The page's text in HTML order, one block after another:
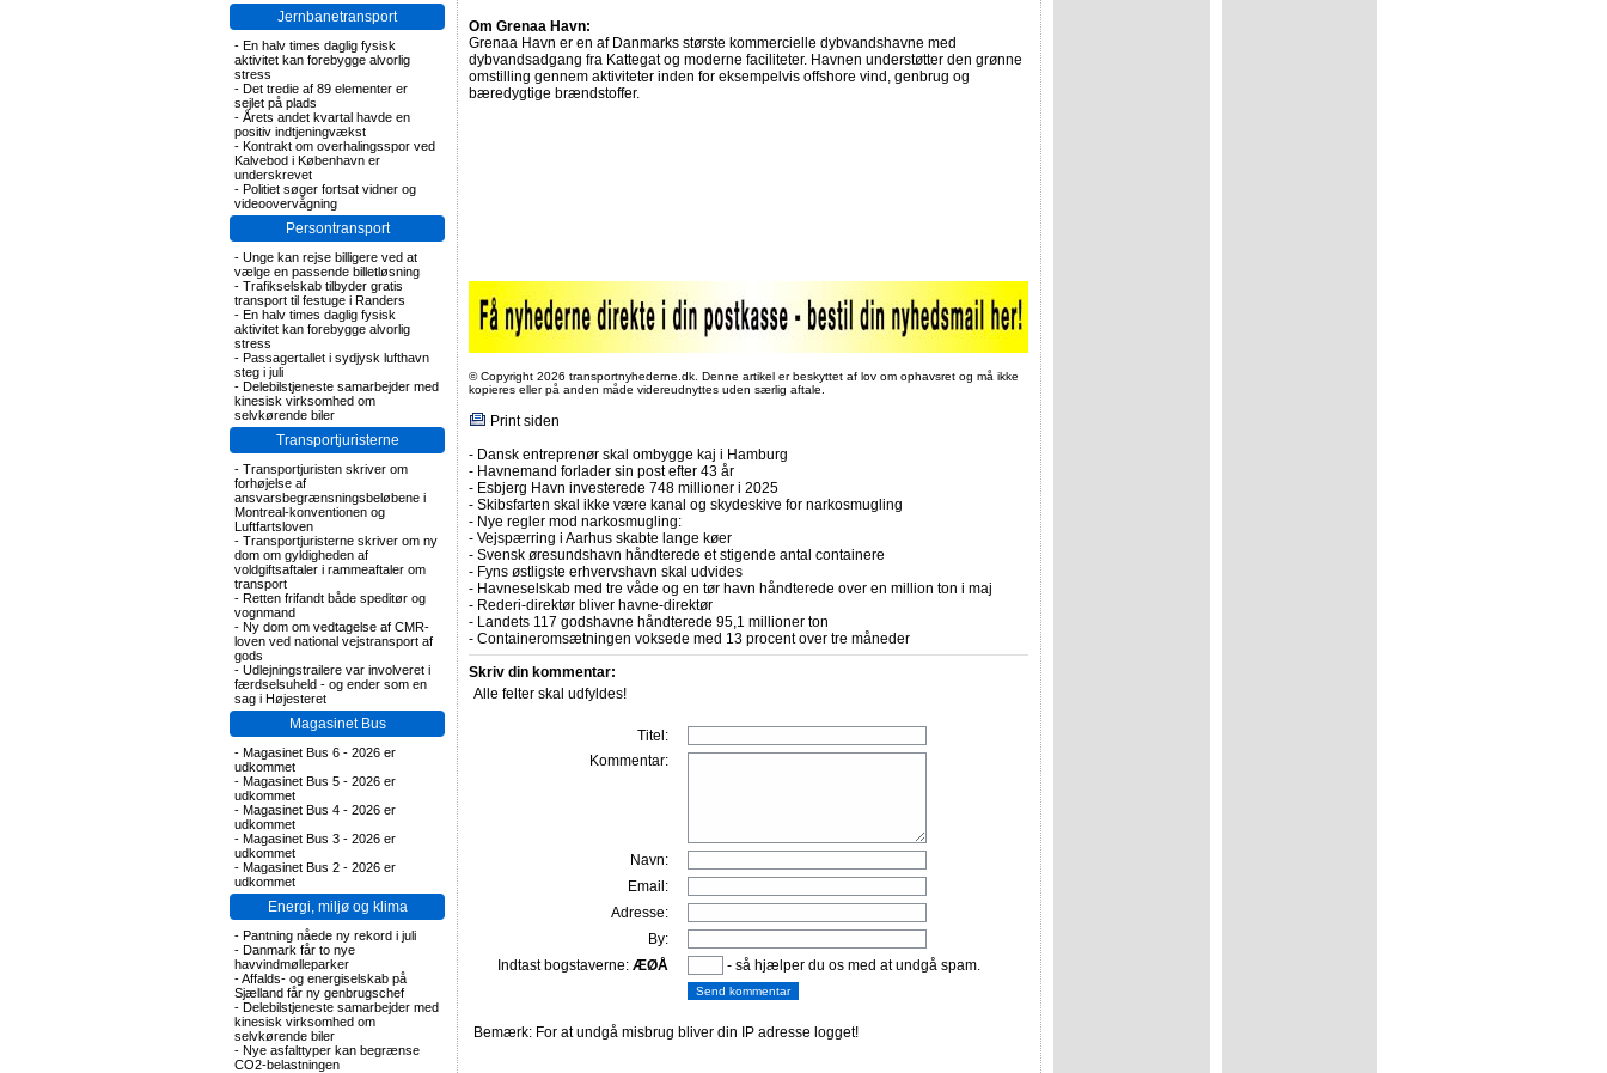
Jernbanetransport
- En halv times daglig fysisk
aktivitet kan forebygge alvorlig
stress
- Det tredie af 89 elementer er
sejlet på plads
- Årets andet kvartal havde en
positiv indtjeningvækst
- Kontrakt om overhalingsspor ved
Kalvebod i København er
underskrevet
- Politiet søger fortsat vidner og
videoovervågning
Persontransport
- Unge kan rejse billigere ved at
vælge en passende billetløsning
- Trafikselskab tilbyder gratis
transport til festuge i Randers
- En halv times daglig fysisk
aktivitet kan forebygge alvorlig
stress
- Passagertallet i sydjysk lufthavn
steg i juli
- Delebilstjeneste samarbejder med
kinesisk virksomhed om
selvkørende biler
Transportjuristerne
- Transportjuristen skriver om
forhøjelse af
ansvarsbegrænsningsbeløbene i
Montreal-konventionen og
Luftfartsloven
- Transportjuristerne skriver om ny
dom om gyldigheden af
voldgiftsaftaler i rammeaftaler om
transport
- Retten frifandt både speditør og
vognmand
- Ny dom om vedtagelse af CMR-
loven ved national vejstransport af
gods
- Udlejningstrailere var involveret i
færdselsuheld - og ender som en
sag i Højesteret
Magasinet Bus
- Magasinet Bus 6 - 2026 er
udkommet
- Magasinet Bus 5 - 2026 er
udkommet
- Magasinet Bus 4 - 2026 er
udkommet
- Magasinet Bus 3 - 2026 er
udkommet
- Magasinet Bus 2 - 2026 er
udkommet
Energi, miljø og klima
- Pantning nåede ny rekord i juli
- Danmark får to nye
havvindmølleparker
-Affalds- og energiselskab på
Sjælland får ny genbrugschef
- Delebilstjeneste samarbejder med
kinesisk virksomhed om
selvkørende biler
- Nye asfalttyper kan begrænse
CO2-belastningen
Om Grenaa Havn:
Grenaa Havn er en af Danmarks største kommercielle dybvandshavne med
dybvandsadgang fra Kattegat og moderne faciliteter. Havnen understøtter den grønne
omstilling gennem aktiviteter inden for eksempelvis offshore vind, genbrug og
bæredygtige brændstoffer.
© Copyright 2026 transportnyhederne.dk. Denne artikel er beskyttet af lov om ophavsret og må ikke
kopieres eller på anden måde videreudnyttes uden særlig aftale.
Print siden
- Dansk entreprenør skal ombygge kaj i Hamburg
- Havnemand forlader sin post efter 43 år
- Esbjerg Havn investerede 748 millioner i 2025
- Skibsfarten skal ikke være kanal og skydeskive for narkosmugling
- Nye regler mod narkosmugling:
- Vejspærring i Aarhus skabte lange køer
- Svensk øresundshavn håndterede et stigende antal containere
- Fyns østligste erhvervshavn skal udvides
- Havneselskab med tre våde og en tør havn håndterede over en million ton i maj
- Rederi-direktør bliver havne-direktør
- Landets 117 godshavne håndterede 95,1 millioner ton
- Containeromsætningen voksede med 13 procent over tre måneder
Skriv din kommentar:
Alle felter skal udfyldes!
Titel:
Kommentar:
Navn:
Email:
Adresse:
By:
Indtast bogstaverne: ÆØÅ - så hjælper du os med at undgå spam.
Bemærk: For at undgå misbrug bliver din IP adresse logget!